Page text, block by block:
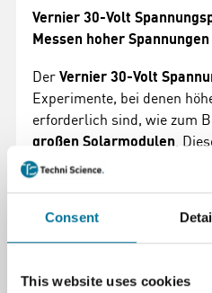
Consent
This website uses cookies
Vernier 30-Volt
Messen hoher Spannungen
Der Vernier 30-Volt
Experimente, bei denen
erforderlich sind, wie zum
großen Solarmodulen.
Spannungen im Bereich von
Zuverlässige Messungen